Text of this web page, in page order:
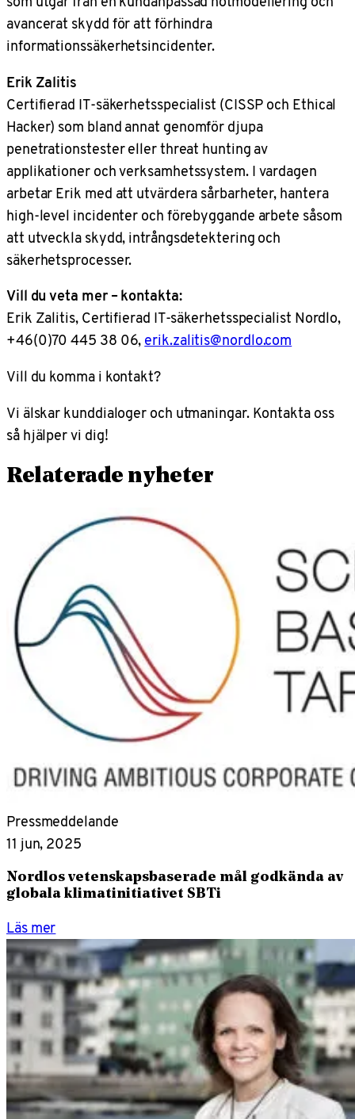
avancerat skydd för att förhindra
informationssäkerhetsincidenter.
Erik Zalitis
Certifierad IT-säkerhetsspecialist (CISSP och Ethical
Hacker) som bland annat genomför djupa
penetrationstester eller threat hunting av
applikationer och verksamhetssystem. I vardagen
arbetar Erik med att utvärdera sårbarheter, hantera
high-level incidenter och förebyggande arbete såsom
att utveckla skydd, intrångsdetektering och
säkerhetsprocesser.
Vill du veta mer – kontakta:
Erik Zalitis, Certifierad IT-säkerhetsspecialist Nordlo,
+46(0)70 445 38 06,erik.zalitis@nordlo.com
Vill du komma i kontakt?
Vi älskar kunddialoger och utmaningar. Kontakta oss
så hjälper vi dig!
Relaterade nyheter
Pressmeddelande
11 jun, 2025
Nordlos vetenskapsbaserade mål godkända av
globala klimatinitiativet SBTi
Läs mer